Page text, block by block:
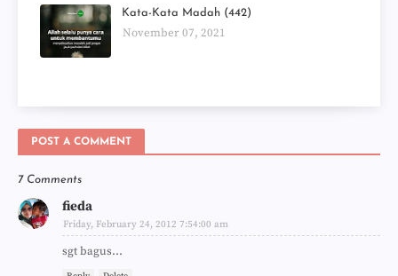
Kata-Kata Madah (442)
November 07, 2021
POST A COMMENT
7 Comments
fieda
Friday, February 24, 2012 7:54:00 am
sgt bagus...